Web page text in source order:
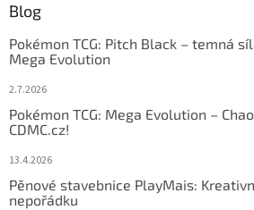
Blog
Pokémon TCG: Pitch Black – temná
Mega Evolution
2.7.2026
Pokémon TCG: Mega Evolution –
CDMC.cz!
13.4.2026
Pěnové stavebnice PlayMais:
nepořádku